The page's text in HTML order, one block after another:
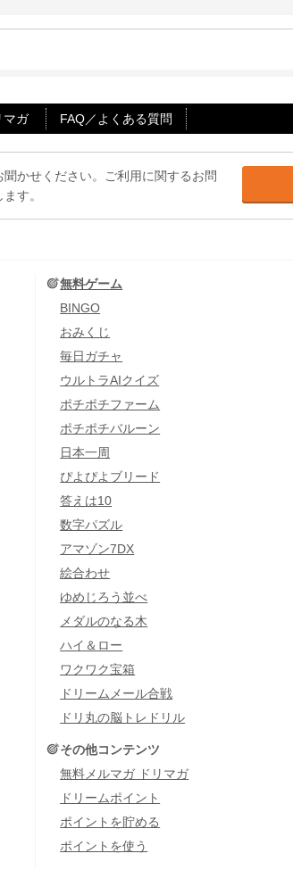
マガ FAQ／よくある質問
かせください。ご利用に関するお問
す。
無料ゲーム
BINGO
おみくじ
毎日ガチャ
ウルトラAIクイズ
ポチポチファーム
ポチポチバルーン
日本一周
ぴよぴよブリード
答えは10
数字パズル
アマゾン7DX
絵合わせ
ゆめじろう並べ
メダルのなる木
ハイ＆ロー
ワクワク宝箱
ドリームメール合戦
ドリ丸の脳トレドリル
その他コンテンツ
無料メルマガ ドリマガ
ドリームポイント
ポイントを貯める
ポイントを使う